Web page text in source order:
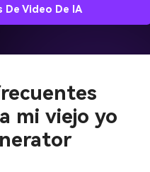
Video De IA
mi viejo yo